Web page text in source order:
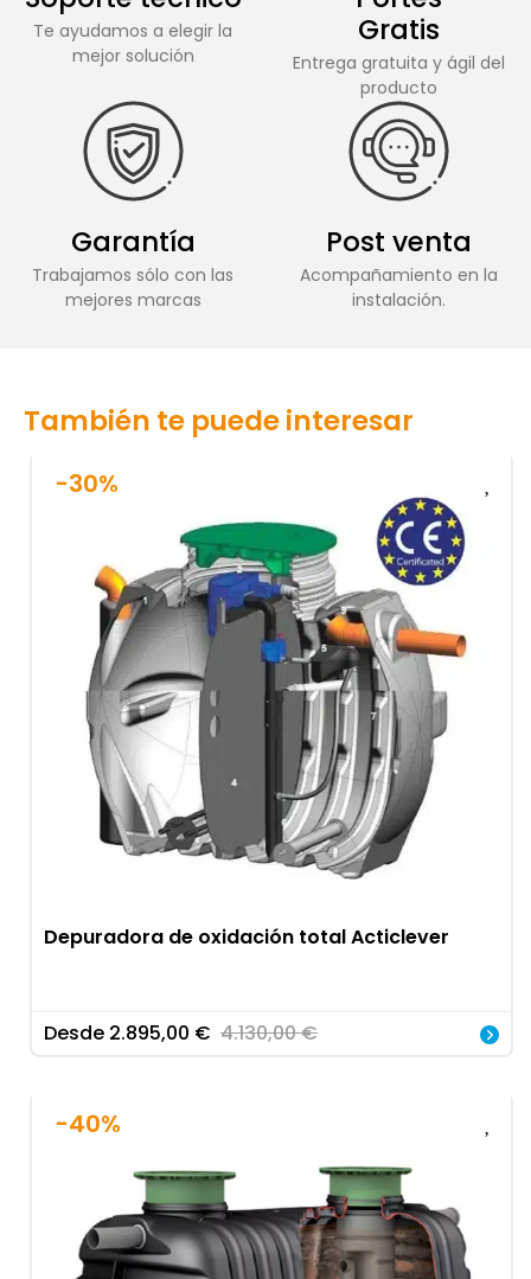
Te ayudamos a elegir la
mejor solución
Gratis
Entrega gratuita y ágil del
producto
Garantía
Trabajamos sólo con las
mejores marcas
Post venta
Acompañamiento en la
instalación.
También te puede interesar
-30%
Depuradora de oxidación total Acticlever
Desde 2.895,00 € 4.130,00€
-40%